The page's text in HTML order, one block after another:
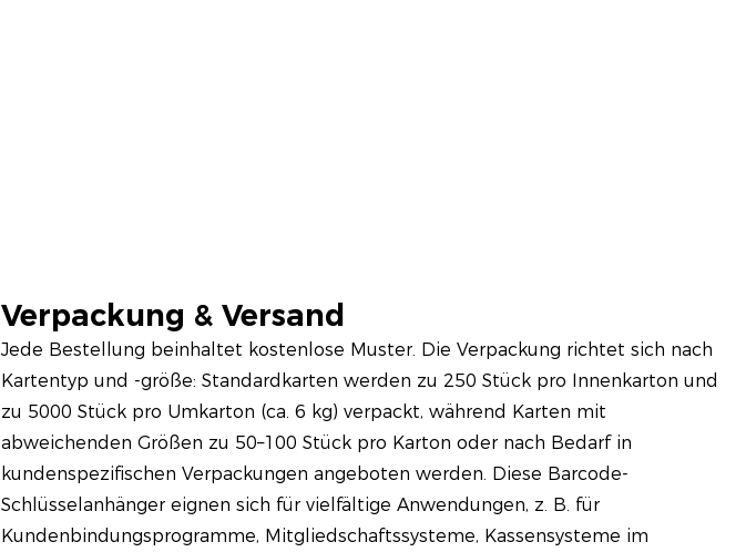
Verpackung & Versand
Jede Bestellung beinhaltet kostenlose Muster. Die Verpackung richtet sich nach
Kartentyp und -größe: Standardkarten werden zu 250 Stück pro Innenkarton und
zu 5000 Stück pro Umkarton (ca. 6 kg) verpackt, während Karten mit
abweichenden Größen zu 50–100 Stück pro Karton oder nach Bedarf in
kundenspezifischen Verpackungen angeboten werden. Diese Barcode-
Schlüsselanhänger eignen sich für vielfältige Anwendungen, z. B. für
Kundenbindungsprogramme, Mitgliedschaftssysteme, Kassensysteme im